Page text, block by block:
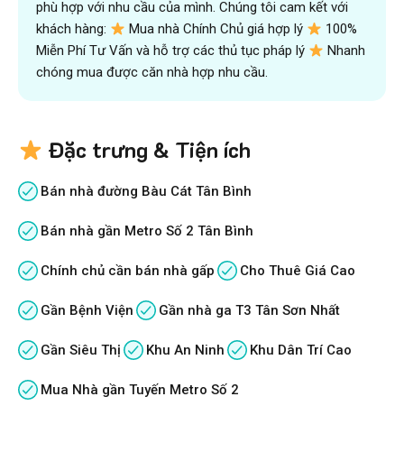
phù hợp với nhu cầu của mình. Chúng tôi cam kết với
khách hàng:
Mua nhà Chính Chủ giá hợp lý
100%
Miễn Phí Tư Vấn và hỗ trợ các thủ tục pháp lý
Nhanh
chóng mua được căn nhà hợp nhu cầu.
Đặc trưng & Tiện ích
Bán nhà đường Bàu Cát Tân Bình
Bán nhà gần Metro Số 2 Tân Bình
Chính chủ cần bán nhà gấp Cho Thuê Giá Cao
Gần Bệnh Viện Gần nhà ga T3 Tân Sơn Nhất
Gần Siêu Thị Khu An Ninh Khu Dân Trí Cao
Mua Nhà gần Tuyến Metro Số 2